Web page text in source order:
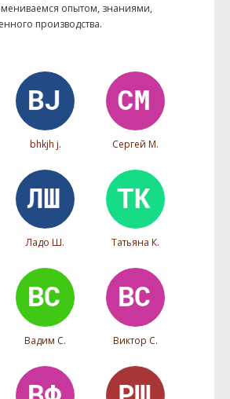
опытом, знаниями,
производства.
bhkjh j. Сергей М.
Ладо Ш. Татьяна К.
Вадим С. Виктор С.